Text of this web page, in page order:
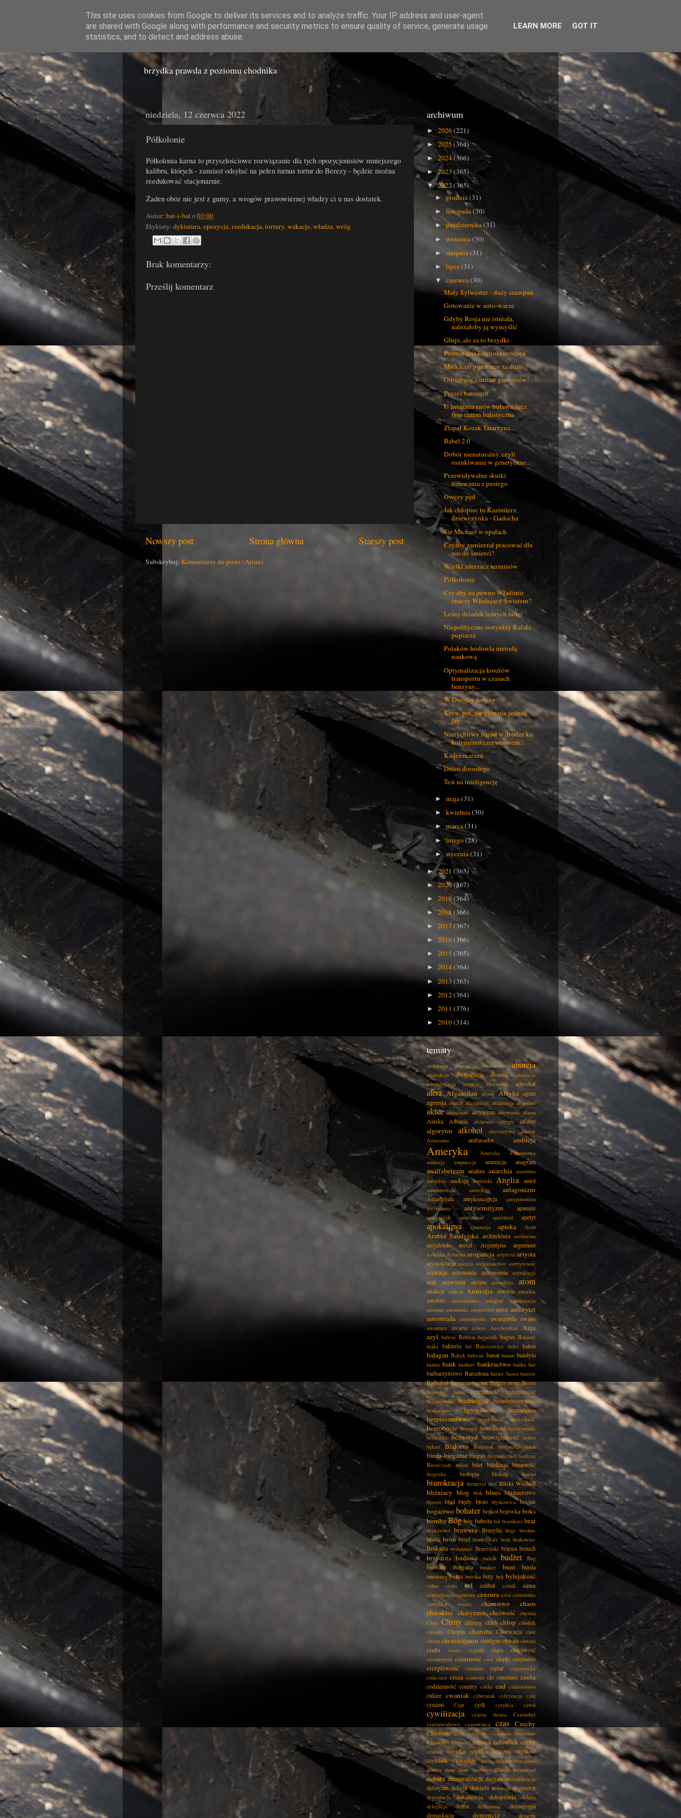
Miasto Gówna
brzydka prawda z poziomu chodnika
niedziela, 12 czerwca 2022
Półkolonie
Półkolonia karna to przyszłościowe rozwiązanie dla tych opozycjonistów mniejszego
kalibru, których - zamiast odsyłać na pełen turnus tortur do Berezy - będzie można
reedukować stacjonarnie.
Żaden obóz nie jest z gumy, a wrogów prawowiernej władzy ci u nas dostatek.
Autor: bat-i-balo03:00
Etykiety: dyktatura,opozycja,reedukacja,tortury,wakacje,władza,wróg
Brak komentarzy:
Prześlij komentarz
Nowszy post Starszy post
Strona główna
Subskrybuj: Komentarze do posta (Atom)
archiwum
► 2026(221)
►2025(364)
► 2024(366)
►2023(365)
▼2022(365)
►grudnia(31)
►listopada(30)
►października(31)
►września(30)
►sierpnia(31)
►lipca(31)
▼czerwca(30)
Mały Sylwester - duży szampan
Gotowanie w auto-warze
Gdyby Rosja nie istniała,
należałoby ją wymyślić
Głupi, ale za to brzydki
Postnatalna kontrola urodzeń
Matka, co pije nieco za dużo
Omnibusy zamiast gimbusów!
Prezes baronem
U hetmana znów buława, lecz
tym razem balistyczna
Złapał Kozak Tatarzyna...
Babel 2.0
Dobór nienaturalny, czyli
oszukiwanie w genetyczne...
Przewidywalne skutki
nalewania z pustego
Owczy pęd
Jak chłopiec to Kazimierz,
dziewczynka - Gadocha
Sir Michael w opałach
Czyżby zamierzał pracować dla
nas do śmierci?
Wielki zderzacz terminów
Półkolonie
Czy aby na pewno Władimir
znaczy Władający Światem?
Leśny dziadek leśnych ludzi
Niepolityczne instynkty Rafała
pupiarza
Polaków hodowla metodą
naukową
Optymalizacja kosztów
transportu w czasach
benzyny...
W Dwójcy Jedyny
Krew, pot, ale głównie jednak
łzy
Nierychliwy naród w drodze ku
kolejnemu czerwcowem...
Kadra marzeń
Dzień dorosłego
Test na inteligencję
►maja(31)
►kwietnia(30)
►marca(31)
►lutego(28)
►stycznia(31)
►2021(365)
► 2020(367)
► 2019(364)
► 2018(366)
► 2017 (367)
► 2016(366)
► 2015 (365)
► 2014(364)
► 2013 (363)
► 2012(364)
► 2011 (376)
► 2010(314)
tematy
abdykacja abnegacja abonament aborcja
abstrakcja abstynencja absurd
adaptacja
administracja
adopcja adrenalina adwokat
afera Afganistan afront Afryka agent
agresja akcent akceptacja aklamacja aksjomat
aktor aktualność aktywizm aktywność alarm
Alaska Albania alchemia alergia alfabet
algorytm alkohol alternatywa
amator
Amazonia
ambasador ambicja
Ameryka
Ameryka Południowa
amnezja
amputacja amunicja anagram
analfabetyzm analiza anarchia anatomia
anegdota
aneksja angielski Anglia anioł
anonimowość anoreksja antagonizm
Antarktyda antykoncepcja
antypolonizm
antyrakiety
antysemityzm apanaże
aparatczyk apartament apartheid apetyt
apokalipsa apostazja apteka Arab
Arabia Saudyjska architektura archiwum
arcydzieło areszt Argentyna argument
Arktyka Armenia arogancja artyleria artysta
arystokracja asceza asekuranctwo asertywność
aspiracje astronauta astronomia asymilacja
atak atawizm ateizm atmosfera atom
atrakcje aukcja Australia Austria autarkia
autobus autocenzura autograf
autokreacja
automat autonomia autoportret autor autorytet
autostrada autosugestia awangarda awans
awantura awaria azbest Azerbejdżan
Azja
azyl babcia Babilon bagażnik bagno Bahamy
bajka bakteria bal Balcerowicz balet balon
bałagan Bałtyk bałwan banał banan bandyta
banita bank bankiet bankructwo bańka bar
barbarzyństwo Barcelona barter basen baterie
Batkobal Bawaria bejsbol Belgia beret Berlin
bestseller
beton bezczelność bezczynność
bezduszność bezdzietność bezinteresowność
bezkarność bezmyślność beznadzieja
bezpieczeństwo bezpłodność bezradność
bezrobocie bezruch bezsilność bezstronność
beztroska bezwstyd bezwzględność bęben
bękart
Białoruś Białystok biblioteka bidon
bieda bieganie biegun biegunka biel bielizna
Bieszczady
bikini bilet bilokacja binarność
biografia biologia biskup biurko
biurokracja biżuteria blef Bliski Wschód
bliźniacy blog blok blues bluźnierstwo
błazen błąd błędy błoto błyskawica bocian
bogactwo bohater bojkot bojówka boks
bombaBóg bóg futbolu ból bramkarz brat
braterstwo brawura Brazylia brąz brednie
broda broń brud bruderszaft bruk brukowiec
Bruksela brutalność Brzeziński brzoza brzuch
brzydota budowa budzik budżet Bug
bulwary Bułgaria bunkier bunt burda
burmistrz burza butelka buty byk bylejakość
całun cegła cel celibat celnik cena
centralizacja centrum cenzura cera ceremonia
certyfikat
cesarz chamstwo
chaos
charakter charyzma chciwość
chemia
Chile Chiny chirurg chleb chłop chodnik
choinka Chopin choroba Chorwacja chór
chrust chrześcijanin chuligan chwała chwast
ciało ciasto ciągnik ciąża ciekawość
ciemnogród ciemność cień ciepło cierpienie
cierpliwość cieśnina ciężar
ciężarówka
cinkciarz cisza ciśnienie cło cmentarz cnota
codzienność country córka cud cudzołóstwo
cukier cwaniak cyberatak cyfryzacja cykl
cynizm Cypr cyrk cyrylica cywil
cywilizacja czarna dziura
Czarnobyl
czarnowidztwo
czarownica czas Czechy
Czeczenia czek czekista czekolada czereśnie
Czernobyl czerwiec członek człowiek czołg
czułość czystka czystka etniczna czystość
czytelnik ćwiczenie dach
dalekowzroczność
dandys dane dane osobowe Dania darmozjad
debata decentralizacja decyzja defenestracja
defetyzm deficyt defilada definicja degenerat
degradacja dekadencja dekapitacja
dekret
delegacja
delfin delikatność
demagogia
demaskacja
demencja dementi
This site uses cookies from Google to deliver its services and to analyze traffic. Your IP address and user-agent
are shared with Google along with performance and security metrics to ensure quality of service, generate usage
statistics, and to detect and address abuse.
LEARN MORE GOT IT